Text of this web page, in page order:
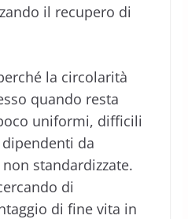
il recupero di
la circolarità
quando resta
uniformi, difficili
da
standardizzate.
di
di fine vita in